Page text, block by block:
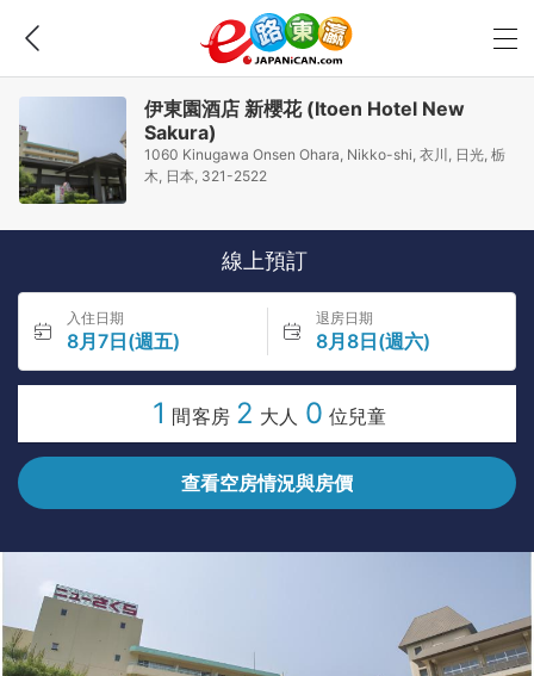
伊東園酒店 新櫻花 (Itoen Hotel New
Sakura)
1060 Kinugawa Onsen Ohara, Nikko-shi, 衣川, 日光, 栃
木, 日本, 321-2522
線上預訂
入住日期
8月7日(週五)
退房日期
8月8日(週六)
1 間客房 2 大人 0 位兒童
查看空房情況與房價